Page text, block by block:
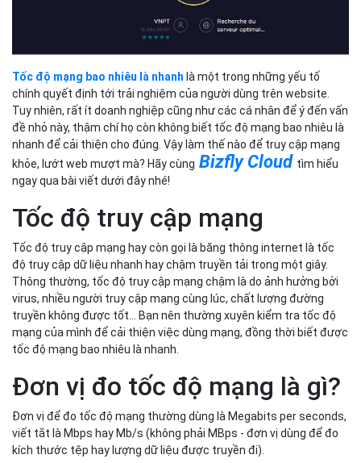
Tốc độ mạng bao nhiêu là nhanh là một trong những yếu tố
chính quyết định tới trải nghiệm của người dùng trên website.
Tuy nhiên, rất ít doanh nghiệp cũng như các cá nhân để ý đến vấn
đề nhỏ này, thậm chí họ còn không biết tốc độ mạng bao nhiêu là
nhanh để cải thiện cho đúng. Vậy làm thế nào để truy cập mạng
khỏe, lướt web mượt mà? Hãy cùng Bizfly Cloud tìm hiểu
ngay qua bài viết dưới đây nhé!
Tốc độ truy cập mạng
Tốc độ truy cập mạng hay còn gọi là băng thông internet là tốc
độ truy cập dữ liệu nhanh hay chậm truyền tải trong một giây.
Thông thường, tốc độ truy cập mạng chậm là do ảnh hưởng bởi
virus, nhiều người truy cập mạng cùng lúc, chất lượng đường
truyền không được tốt… Bạn nên thường xuyên kiểm tra tốc độ
mạng của mình để cải thiện việc dùng mạng, đồng thời biết được
tốc độ mạng bao nhiêu là nhanh.
Đơn vị đo tốc độ mạng là gì?
Đơn vị để đo tốc độ mạng thường dùng là Megabits per seconds,
viết tắt là Mbps hay Mb/s (không phải MBps - đơn vị dùng để đo
kích thước tệp hay lượng dữ liệu được truyền đi).